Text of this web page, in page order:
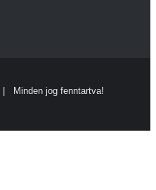
| Minden jog fenntartva!